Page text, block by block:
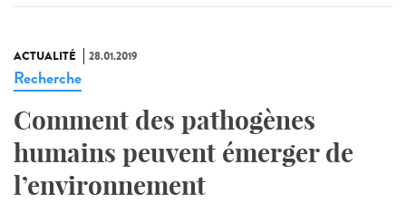
ACTUALITÉ 28.01.2019
Recherche
Comment des pathogènes
humains peuvent émerger de
l’environnement